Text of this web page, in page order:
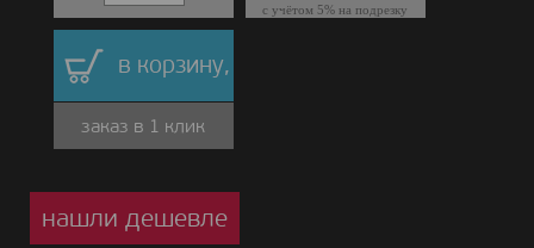
с учётом 5% на подрезку
в корзину,
заказ в 1 клик
нашли дешевле